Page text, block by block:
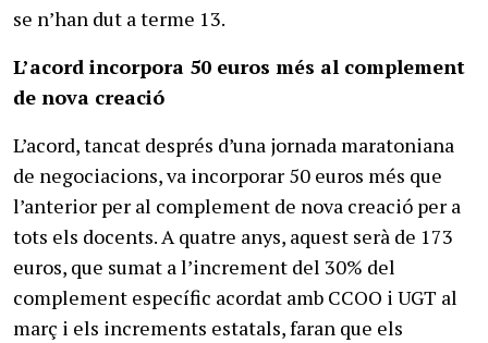
se n’han dut a terme 13.
L’acord incorpora 50 euros més al complement
de nova creació
L’acord, tancat després d’una jornada maratoniana
de negociacions, va incorporar 50 euros més que
l’anterior per al complement de nova creació per a
tots els docents. A quatre anys, aquest serà de 173
euros, que sumat a l’increment del 30% del
complement específic acordat amb CCOO i UGT al
març i els increments estatals, faran que els